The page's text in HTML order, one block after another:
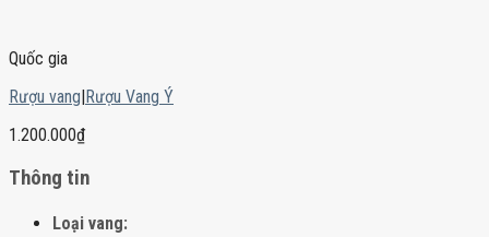
Quốc gia
Rượu vang|Rượu Vang Ý
1.200.000₫
Thông tin
Loại vang: